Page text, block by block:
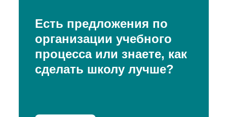
Есть предложения по
организации учебного
процесса или знаете, как
сделать школу лучше?